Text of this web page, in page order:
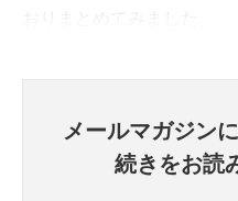
メールマガジン
続きをお読